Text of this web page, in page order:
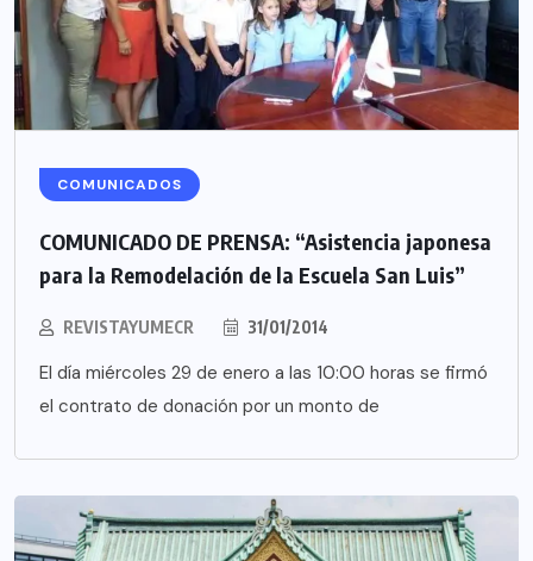
COMUNICADOS
COMUNICADO DE PRENSA: “Asistencia japonesa
para la Remodelación de la Escuela San Luis”
REVISTAYUMECR 31/01/2014
El día miércoles 29 de enero a las 10:00 horas se firmó
el contrato de donación por un monto de